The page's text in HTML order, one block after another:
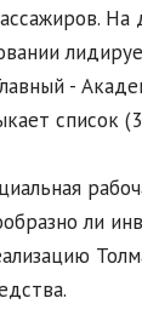
-
список
ли